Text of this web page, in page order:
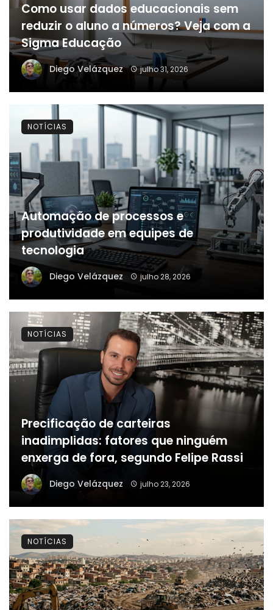
Como usar dados educacionais sem
reduzir o aluno a números? Veja com a
Sigma Educação
Diego Velázquez julho 31, 2026
Automação de processos e
produtividade em equipes de
tecnologia
Diego Velázquez julho 28, 2026
NOTÍCIAS
Precificação de carteiras
inadimplidas: fatores que ninguém
enxerga de fora, segundo Felipe Rassi
Diego Velázquez julho 23, 2026
NOTÍCIAS
NOTÍCIAS